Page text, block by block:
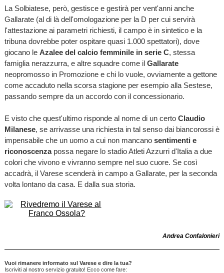
La Solbiatese, però, gestisce e gestirà per vent'anni anche
Gallarate (al di là dell'omologazione per la D per cui servirà
l'attestazione ai parametri richiesti, il campo è in sintetico e la
tribuna dovrebbe poter ospitare quasi 1.000 spettatori), dove
giocano le Azalee del calcio femminile in serie C, stessa
famiglia nerazzurra, e altre squadre come il Gallarate
neopromosso in Promozione e chi lo vuole, ovviamente a gettone
come accaduto nella scorsa stagione per esempio alla Sestese,
passando sempre da un accordo con il concessionario.
E visto che quest'ultimo risponde al nome di un certo Claudio
Milanese, se arrivasse una richiesta in tal senso dai biancorossi è
impensabile che un uomo a cui non mancano sentimenti e
riconoscenzapossa negare lo stadio Atleti Azzurri d'Italia a due
colori che vivono e vivranno sempre nel suo cuore. Se così
accadrà, il Varese scenderà in campo a Gallarate, per la seconda
volta lontano da casa. E dalla sua storia.
Andrea Confalonieri
Vuoi rimanere informato sul Varese e dire la tua?
Iscriviti al nostro servizio gratuito! Ecco come fare: